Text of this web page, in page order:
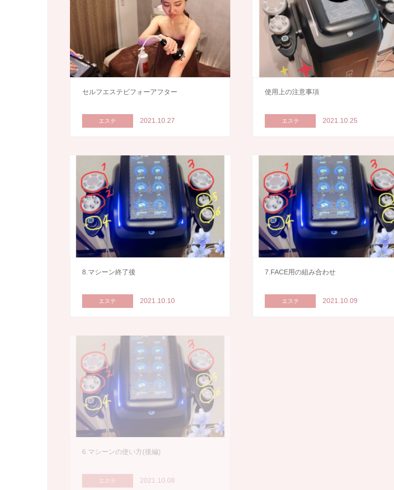
セルフエステビフォーアフター
エステ 2021.10.27
使用上の注意事項
エステ 2021.10.25
8.マシーン終了後
エステ 2021.10.10
7.FACE用の組み合わせ
エステ 2021.10.09
6.マシーンの使い方(後編)
エステ 2021.10.08